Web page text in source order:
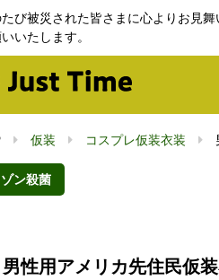
たび被災された皆さまに心よりお
いたします。
仮装 コスプレ仮装衣装
ン殺菌
男性用アメリカ先住民仮